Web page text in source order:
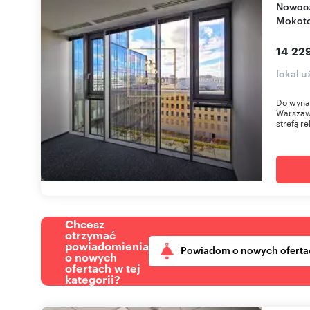
Nowoczesne biuro 204 m2 w prestiżowym
14
lokal
Do
strefą
Chcesz
otrzymać
powiadomienia
o nowych
ofertach w tej
kategorii?
Powiadom o nowych